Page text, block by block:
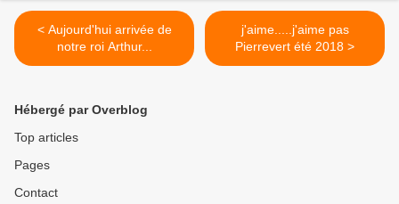
< Aujourd'hui arrivée de
notre roi Arthur...
j'aime.....j'aime pas
Pierrevert été 2018 >
Hébergé par Overblog
Top articles
Pages
Contact